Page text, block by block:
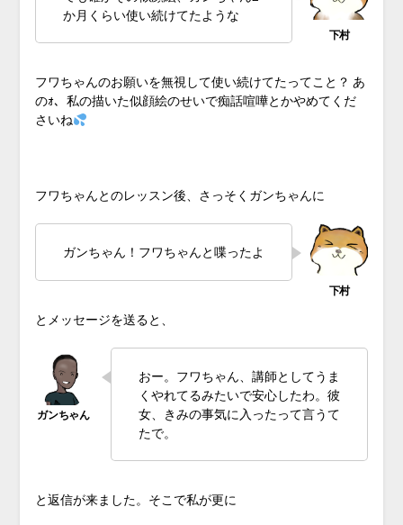
か月くらい使い続けてたような
フワちゃんのお願いを無視して使い続けてたってこと？ あ
のｫ、私の描いた似顔絵のせいで痴話喧嘩とかやめてくだ
さいね
フワちゃんとのレッスン後、さっそくガンちゃんに
ガンちゃん！フワちゃんと喋ったよ
とメッセージを送ると、
おー。フワちゃん、講師としてうま
くやれてるみたいで安心したわ。彼
女、きみの事気に入ったって言うて
たで。
と返信が来ました。そこで私が更に